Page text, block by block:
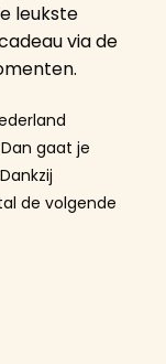
leukste
via de
gaat je
de volgende